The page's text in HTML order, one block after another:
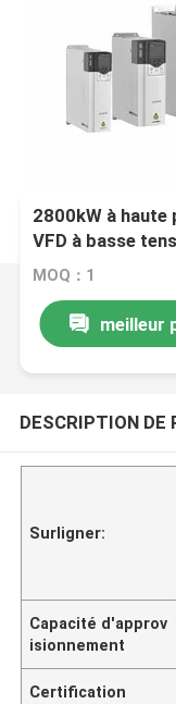
2800kW à
VFD à basse
d'ingénierie
MOQ：1
meilleur
DESCRIPTION DE
Surligner:
Capacité d'approv
isionnement
Certification